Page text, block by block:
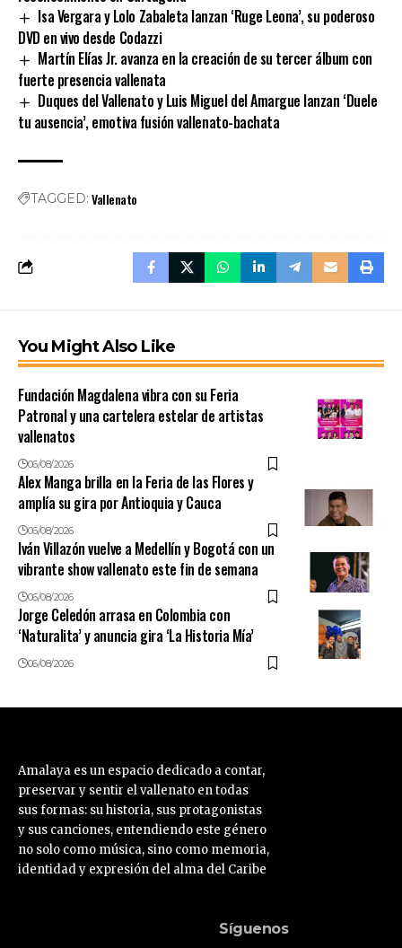
Isa Vergara y Lolo Zabaleta lanzan ‘Ruge Leona’, su poderoso
DVD en vivo desde Codazzi
Martín Elías Jr. avanza en la creación de su tercer álbum con
fuerte presencia vallenata
Duques del Vallenato y Luis Miguel del Amargue lanzan ‘Duele
tu ausencia’, emotiva fusión vallenato-bachata
TAGGED: Vallenato
You Might Also Like
Fundación Magdalena vibra con su Feria
Patronal y una cartelera estelar de artistas
vallenatos
06/08/2026
Alex Manga brilla en la Feria de las Flores y
amplía su gira por Antioquia y Cauca
06/08/2026
Iván Villazón vuelve a Medellín y Bogotá con un
vibrante show vallenato este fin de semana
06/08/2026
Jorge Celedón arrasa en Colombia con
‘Naturalita’ y anuncia gira ‘La Historia Mía’
06/08/2026
Amalaya es un espacio dedicado a contar,
preservar y sentir el vallenato en todas
sus formas: su historia, sus protagonistas
y sus canciones, entendiendo este género
no solo como música, sino como memoria,
identidad y expresión del alma del Caribe
Síguenos